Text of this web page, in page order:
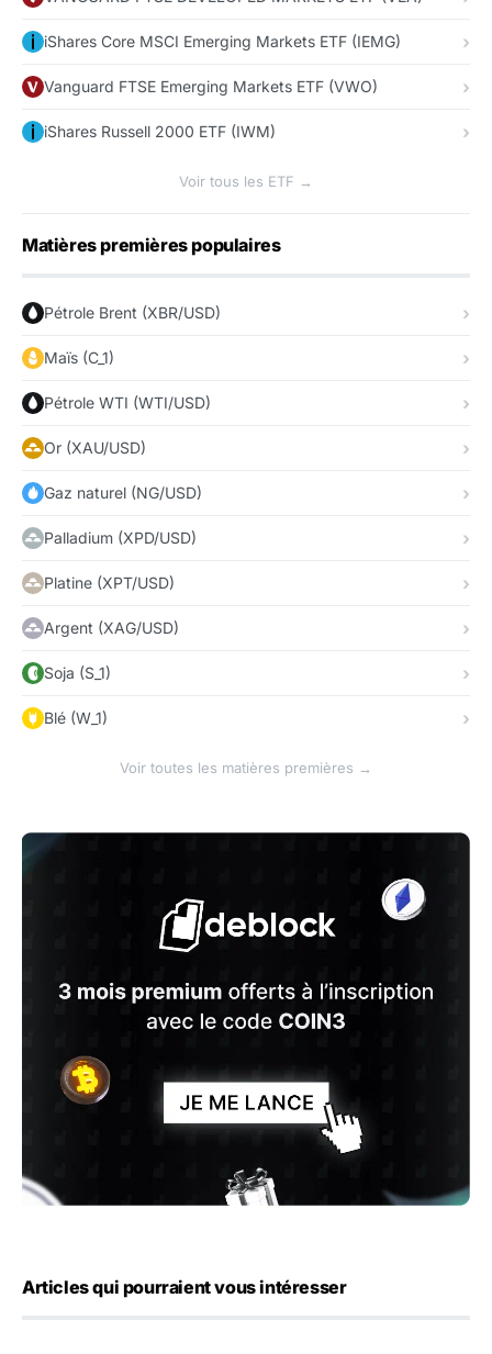
iShares Core MSCI Emerging Markets ETF (IEMG)
Vanguard FTSE Emerging Markets ETF (VWO)
iShares Russell 2000 ETF (IWM)
Voir tous les ETF →
Matières premières populaires
Pétrole Brent (XBR/USD)
Maïs (C_1)
Pétrole WTI (WTI/USD)
Or (XAU/USD)
Gaz naturel (NG/USD)
Palladium (XPD/USD)
Platine (XPT/USD)
Argent (XAG/USD)
Soja (S_1)
Blé (W_1)
Voir toutes les matières premières →
Articles qui pourraient vous intéresser